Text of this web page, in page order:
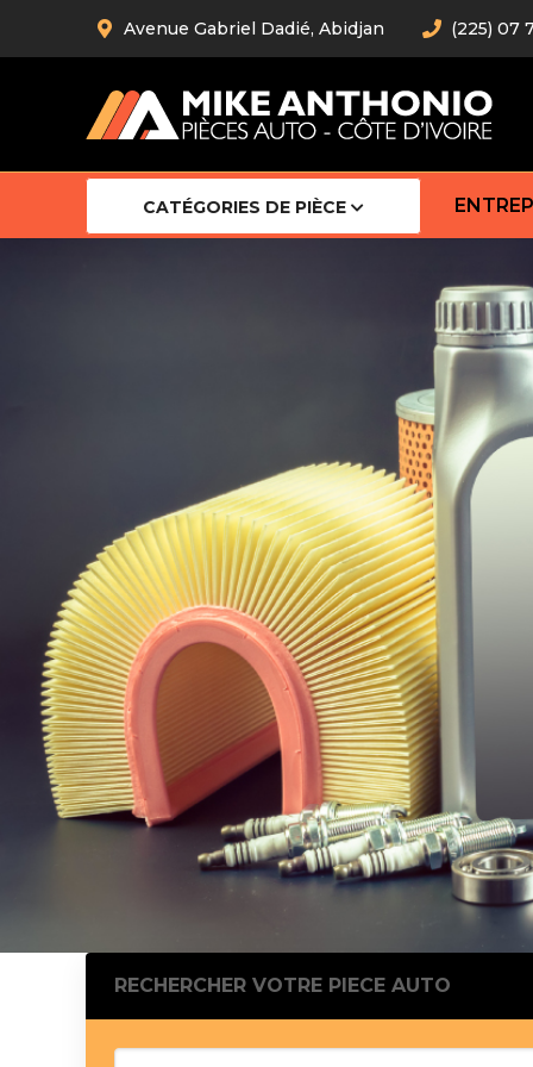
Avenue Gabriel Dadié, Abidjan (225) 07
CATÉGORIES DE PIÈCE
Barre
Barre
Robot
Bras
Cardan
Pistons
Feu
Bague
Bague
Calle
Chaine
RECHERCHER VOTRE PIECE AUTO